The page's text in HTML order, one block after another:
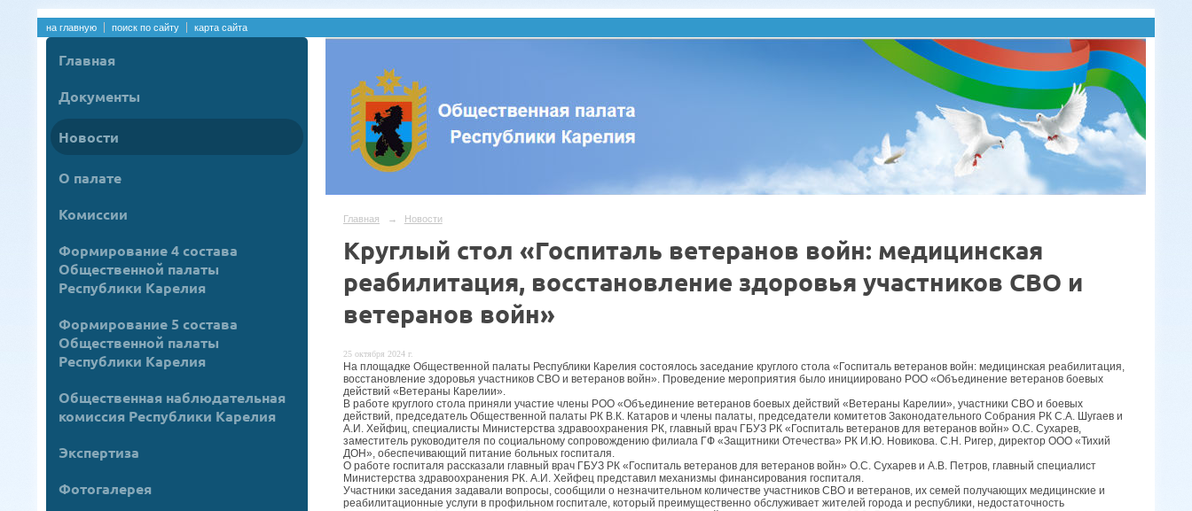
на главную поиск по сайту карта сайта
Главная
Документы
Новости
О палате
Комиссии
Формирование 4 состава
Общественной палаты
Республики Карелия
Формирование 5 состава
Общественной палаты
Республики Карелия
Общественная наблюдательная
комиссия Республики Карелия
Экспертиза
Фотогалерея
Главная → Новости
Круглый стол «Госпиталь ветеранов войн: медицинская
реабилитация, восстановление здоровья участников СВО и
ветеранов войн»
25 октября 2024 г.
На площадке Общественной палаты Республики Карелия состоялось заседание круглого стола «Госпиталь ветеранов войн: медицинская реабилитация,
восстановление здоровья участников СВО и ветеранов войн». Проведение мероприятия было инициировано РОО «Объединение ветеранов боевых
действий «Ветераны Карелии».
В работе круглого стола приняли участие члены РОО «Объединение ветеранов боевых действий «Ветераны Карелии», участники СВО и боевых
действий, председатель Общественной палаты РК В.К. Катаров и члены палаты, председатели комитетов Законодательного Собрания РК С.А. Шугаев и
А.И. Хейфиц, специалисты Министерства здравоохранения РК, главный врач ГБУЗ РК «Госпиталь ветеранов для ветеранов войн» О.С. Сухарев,
заместитель руководителя по социальному сопровождению филиала ГФ «Защитники Отечества» РК И.Ю. Новикова. С.Н. Ригер, директор ООО «Тихий
ДОН», обеспечивающий питание больных госпиталя.
О работе госпиталя рассказали главный врач ГБУЗ РК «Госпиталь ветеранов для ветеранов войн» О.С. Сухарев и А.В. Петров, главный специалист
Министерства здравоохранения РК. А.И. Хейфец представил механизмы финансирования госпиталя.
Участники заседания задавали вопросы, сообщили о незначительном количестве участников СВО и ветеранов, их семей получающих медицинские и
реабилитационные услуги в профильном госпитале, который преимущественно обслуживает жителей города и республики, недостаточность